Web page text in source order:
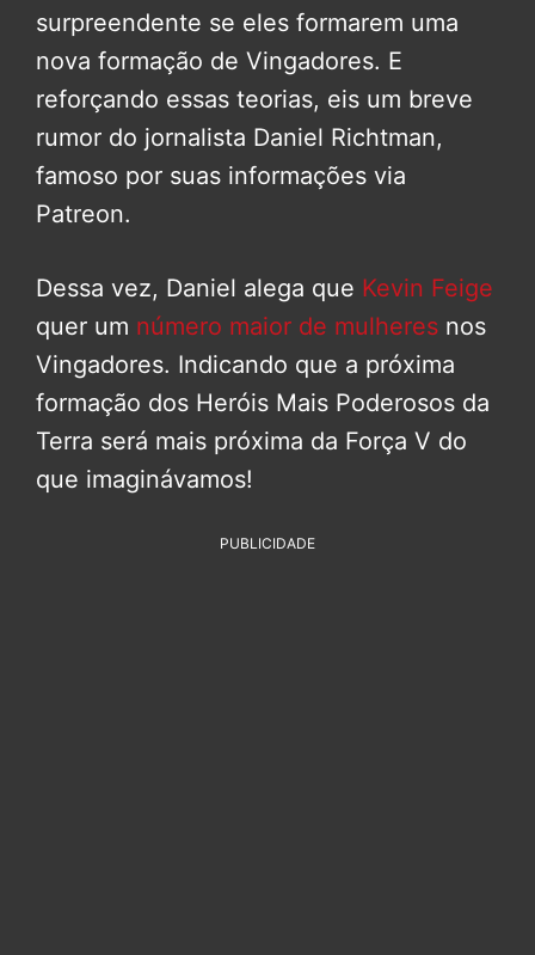
surpreendente se eles formarem uma
nova formação de Vingadores. E
reforçando essas teorias, eis um breve
rumor do jornalista Daniel Richtman,
famoso por suas informações via
Patreon.
Dessa vez, Daniel alega que Kevin Feige
quer um número maior de mulheres nos
Vingadores. Indicando que a próxima
formação dos Heróis Mais Poderosos da
Terra será mais próxima da Força V do
que imaginávamos!
PUBLICIDADE